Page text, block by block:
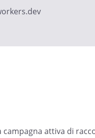
attiva di